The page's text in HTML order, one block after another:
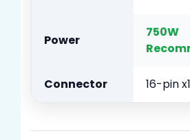
Power
750W
Connector 16-pin x1